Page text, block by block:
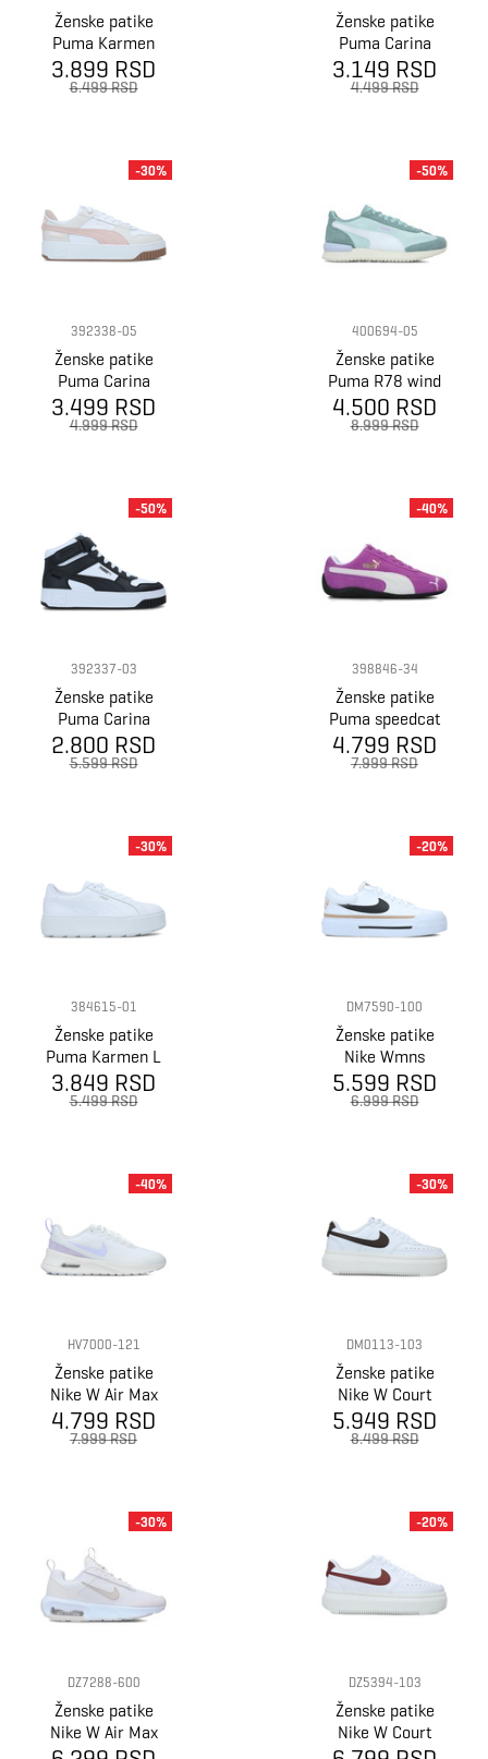
Ženske patike
Puma Karmen
Rebelle
3.899 RSD
6.499 RSD
Ženske patike
Puma Carina
Street
3.149 RSD
4.499 RSD
392338-05
Ženske patike
Puma Carina
Street Vtg
3.499 RSD
4.999 RSD
-30%
400694-05
Ženske patike
Puma R78 wind
nylon
4.500 RSD
8.999 RSD
-50%
392337-03
Ženske patike
Puma Carina
Street Mid
2.800 RSD
5.599 RSD
-50%
398846-34
Ženske patike
Puma speedcat
og
4.799 RSD
7.999 RSD
-40%
384615-01
Ženske patike
Puma Karmen L
3.849 RSD
5.499 RSD
-30%
DM7590-100
Ženske patike
Nike Wmns
Court Legacy
Lift
5.599 RSD
6.999 RSD
-20%
HV7000-121
Ženske patike
Nike W Air Max
Nuaxis Se Xop2
4.799 RSD
7.999 RSD
-40%
DM0113-103
Ženske patike
Nike W Court
Vision Alta Ltr
5.949 RSD
8.499 RSD
-30%
DZ7288-600
Ženske patike
Nike W Air Max
Intrlk Lite 2
-30%
DZ5394-103
Ženske patike
Nike W Court
Vision Alta Ltr
-20%